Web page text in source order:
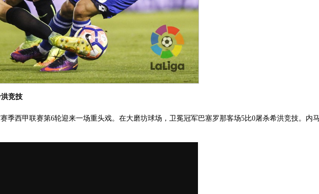
洪竞技
季西甲联赛第6轮迎来一场重头戏。在大磨坊球场，卫冕冠军巴塞罗那客场5比0屠杀希洪竞技。